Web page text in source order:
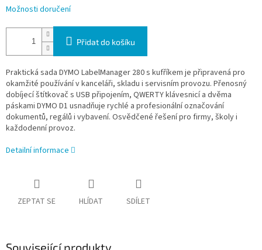
Možnosti doručení
Přidat do košíku
Praktická sada DYMO LabelManager 280 s kufříkem je připravená pro
okamžité používání v kanceláři, skladu i servisním provozu. Přenosný
dobíjecí štítkovač s USB připojením, QWERTY klávesnicí a dvěma
páskami DYMO D1 usnadňuje rychlé a profesionální označování
dokumentů, regálů i vybavení. Osvědčené řešení pro firmy, školy i
každodenní provoz.
Detailní informace
ZEPTAT SE HLÍDAT SDÍLET
Související produkty